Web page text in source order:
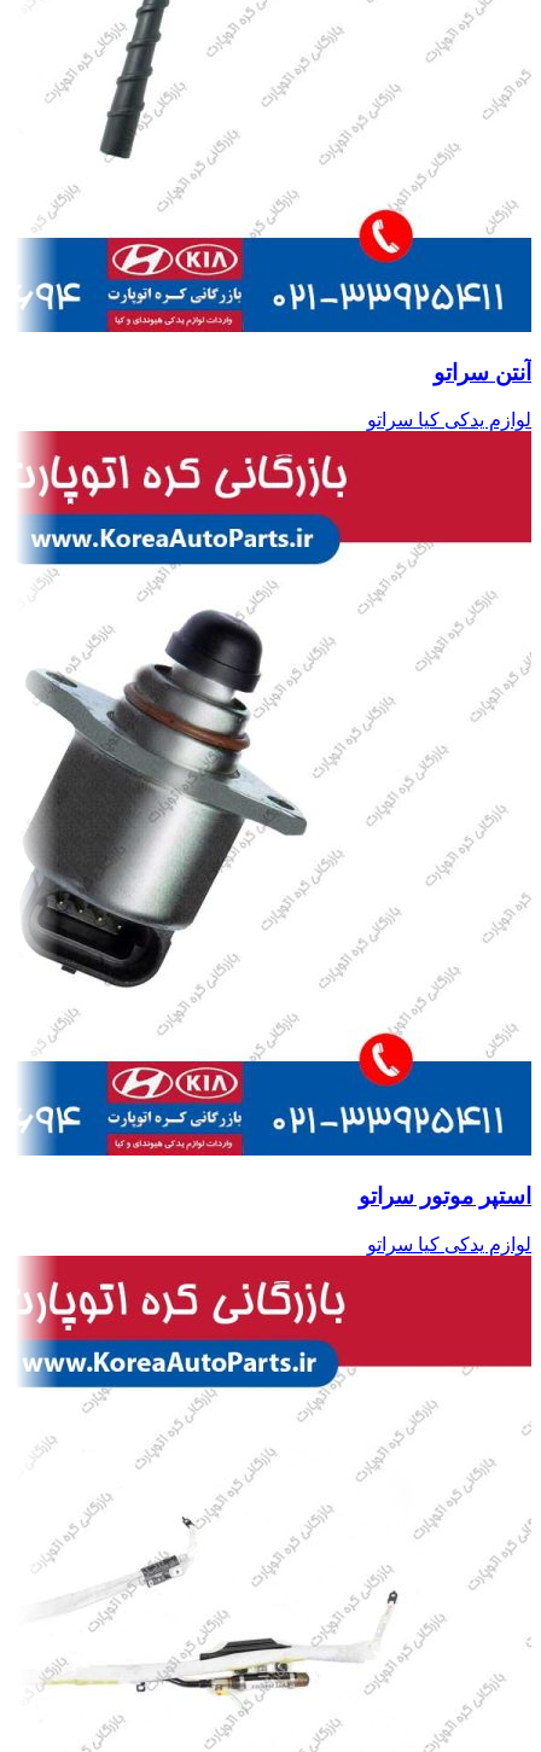
آنتن سراتو
لوازم یدکی کیا سراتو
استپر موتور سراتو
لوازم یدکی کیا سراتو